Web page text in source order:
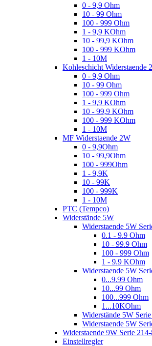
0 - 9,9 Ohm
10 - 99 Ohm
100 - 999 Ohm
1 - 9,9 KOhm
10 - 99,9 KOhm
100 - 999 KOhm
1 - 10M
Kohleschicht Widerstaende
0 - 9,9 Ohm
10 - 99 Ohm
100 - 999 Ohm
1 - 9,9 KOhm
10 - 99,9 KOhm
100 - 999 KOhm
1 - 10M
MF Widerstaende 2W
0 - 9,9Ohm
10 - 99,9Ohm
100 - 999Ohm
1 - 9,9K
10 - 99K
100 - 999K
1 - 10M
PTC (Tempco)
Widerstände 5W
Widerstaende 5W
0.1 - 9.9 Ohm
10 - 99.9 Ohm
100 - 999 Ohm
1 - 9.9 KOhm
Widerstaende 5W
0...9.99 Ohm
10...99 Ohm
100...999 Ohm
1...10KOhm
Widerstände 5W
Widerstaende 5W
Widerstaende 9W Serie
Einstellregler